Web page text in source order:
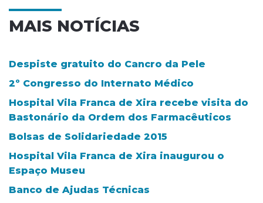
MAIS NOTÍCIAS
Despiste gratuito do Cancro da Pele
2º Congresso do Internato Médico
Hospital Vila Franca de Xira recebe visita do
Bastonário da Ordem dos Farmacêuticos
Bolsas de Solidariedade 2015
Hospital Vila Franca de Xira inaugurou o
Espaço Museu
Banco de Ajudas Técnicas